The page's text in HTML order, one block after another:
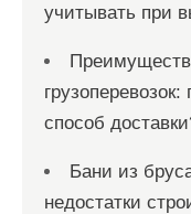
учитывать при
способ
Бани из
недостатки